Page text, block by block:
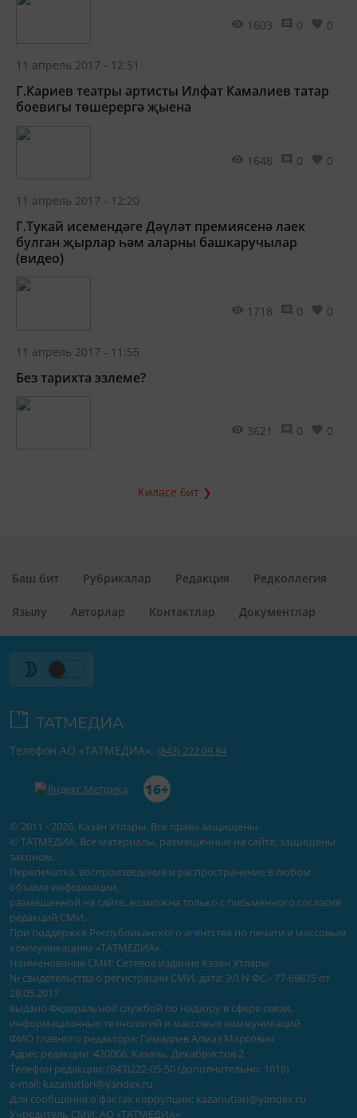
1603 0 0
11 апрель 2017 - 12:51
Г.Кариев театры артисты Илфат Камалиев татар
боевигы төшерергә җыена
1648 0 0
11 апрель 2017 - 12:20
Г.Тукай исемендәге Дәүләт премиясенә лаек
булган җырлар һәм аларны башкаручылар
(видео)
1718 0 0
11 апрель 2017 - 11:55
Без тарихта эзлеме?
3621 0 0
Киләсе бит ❯
Баш бит Рубрикалар Редакция Редколлегия
Язылу Авторлар Контактлар Документлар
© 2011 - 2026. Казан Утлары. Все права защищены.
© ТАТМЕДИА. Все материалы, размещенные на сайте, защищены
законом.
Перепечатка, воспроизведение и распространение в любом
объеме информации,
размещенной на сайте, возможна только с письменного согласия
редакций СМИ.
При поддержке Республиканского агентства по печати и массовым
коммуникациям «ТАТМЕДИА».
Наименование СМИ: Сетевое издание Казан Утлары
№ свидетельства о регистрации СМИ, дата: ЭЛ N ФС - 77-69875 от
29.05.2017
выдано Федеральной службой по надзору в сфере связи,
информационных технологий и массовых коммуникаций
ФИО главного редактора: Гимадиев Алмаз Марсович
Адрес редакции: 420066, Казань, Декабристов 2
Телефон редакции: (843)222-05-50 (дополнительно: 1618)
e-mail: kazanutlari@yandex.ru
Для сообщения о фактах коррупции: kazanutlari@yandex.ru
Учредитель СМИ: АО «ТАТМЕДИА»
Телефон АО «ТАТМЕДИА»: (843) 222 09 84
16+